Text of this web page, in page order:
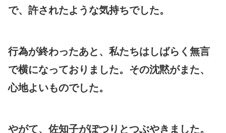
で、許されたような気持ちでした。
行為が終わったあと、私たちはしばらく無言
で横になっておりました。その沈黙がまた、
心地よいものでした。
やがて、佐知子がぽつりとつぶやきました。